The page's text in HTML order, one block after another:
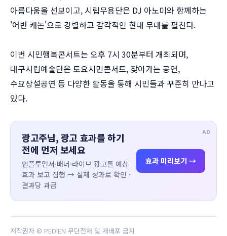
아름다움을 선보이고, 시립무용단은 DJ 아노미와 함께하는
'어반 캐논'으로 강렬하고 감각적인 현대 무대를 펼친다.
이번 시민행복콘서트는 오후 7시 30분부터 개최되며,
대구시립예술단은 토요시민콘서트, 찾아가는 공연,
수요상설공연 등 다양한 활동을 통해 시민들과 꾸준히 만나고
있다.
AD
광고주님, 광고 효과를 하기
전에 먼저 보세요
인플루언서·배너·라이브 광고를 예상
효과 보고 집행 → 실제 성과로 확인 ·
결과당 과금
효과 미리보기 →
저작권자 © PEDIEN 무단전재 및 재배포 금지